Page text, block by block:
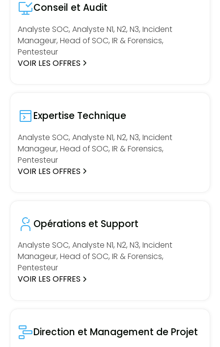
Conseil et Audit
Analyste SOC, Analyste N1, N2, N3, Incident
Manageur, Head of SOC, IR & Forensics,
Pentesteur
VOIR LES OFFRES
Expertise Technique
Analyste SOC, Analyste N1, N2, N3, Incident
Manageur, Head of SOC, IR & Forensics,
Pentesteur
VOIR LES OFFRES
Opérations et Support
Analyste SOC, Analyste N1, N2, N3, Incident
Manageur, Head of SOC, IR & Forensics,
Pentesteur
VOIR LES OFFRES
Direction et Management de Projet